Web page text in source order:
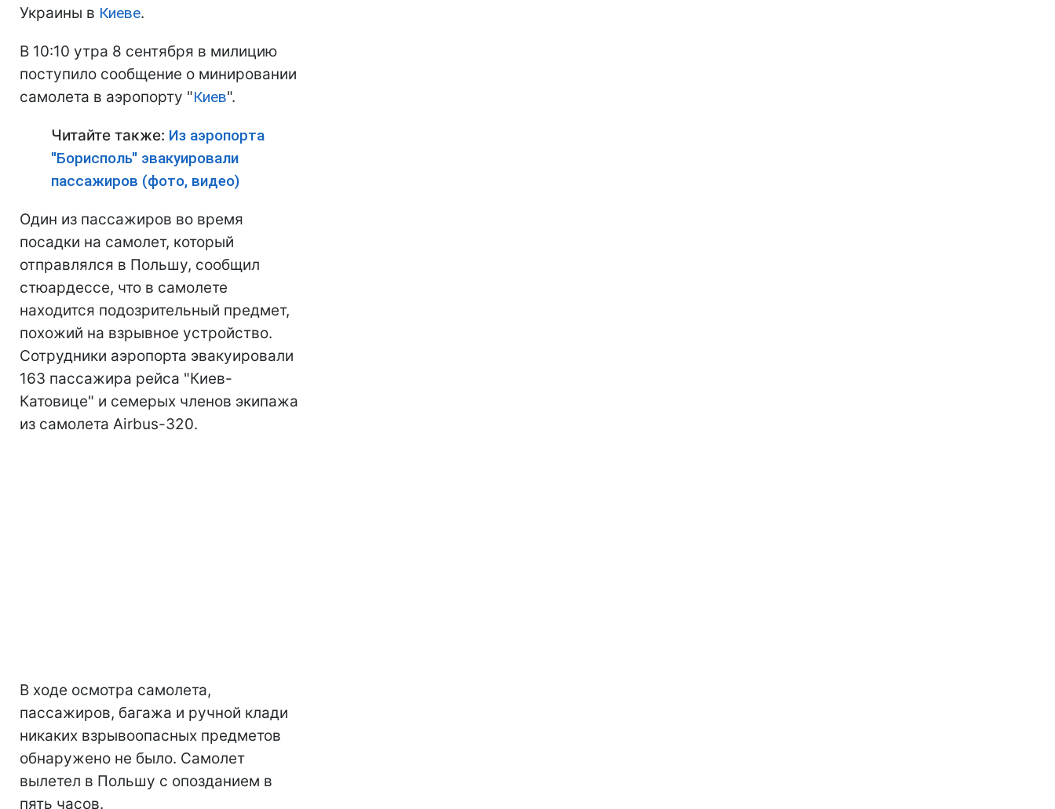
Украины в Киеве.
В 10:10 утра 8 сентября в милицию
поступило сообщение о минировании
самолета в аэропорту "Киев".
Читайте также: Из аэропорта
"Борисполь" эвакуировали
пассажиров (фото, видео)
Один из пассажиров во время
посадки на самолет, который
отправлялся в Польшу, сообщил
стюардессе, что в самолете
находится подозрительный предмет,
похожий на взрывное устройство.
Сотрудники аэропорта эвакуировали
163 пассажира рейса "Киев-
Катовице" и семерых членов экипажа
из самолета Airbus-320.
В ходе осмотра самолета,
пассажиров, багажа и ручной клади
никаких взрывоопасных предметов
обнаружено не было. Самолет
вылетел в Польшу с опозданием в
пять часов.